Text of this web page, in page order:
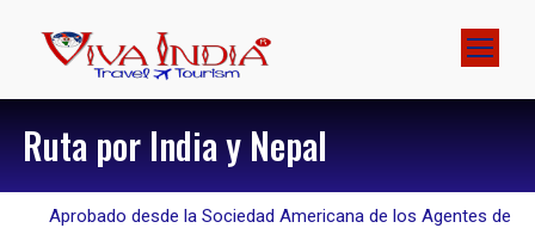
Ruta por India y Nepal
Aprobado desde la Sociedad Americana de los Agentes de